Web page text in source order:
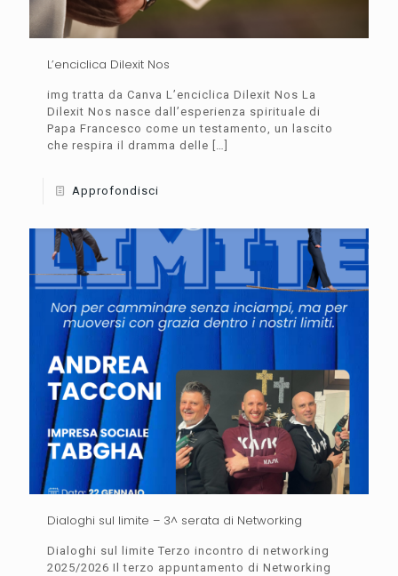
L’enciclica Dilexit Nos
img tratta da Canva L’enciclica Dilexit Nos La
Dilexit Nos nasce dall’esperienza spirituale di
Papa Francesco come un testamento, un lascito
che respira il dramma delle […]
Approfondisci
Dialoghi sul limite – 3^ serata di Networking
Dialoghi sul limite Terzo incontro di networking
2025/2026 Il terzo appuntamento di Networking